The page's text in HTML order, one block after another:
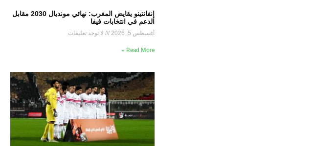
إنفانتينو يقايض المغرب: نهائي مونديال 2030 مقابل
الدعم في انتخابات فيفا
أغسطس 5, 2026 لا توجد تعليقات
Read More »